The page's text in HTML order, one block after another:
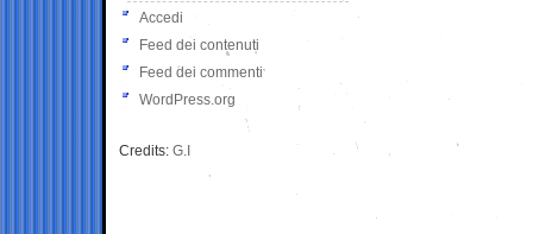
Accedi
Feed dei contenuti
Feed dei commenti
WordPress.org
Credits: G.I